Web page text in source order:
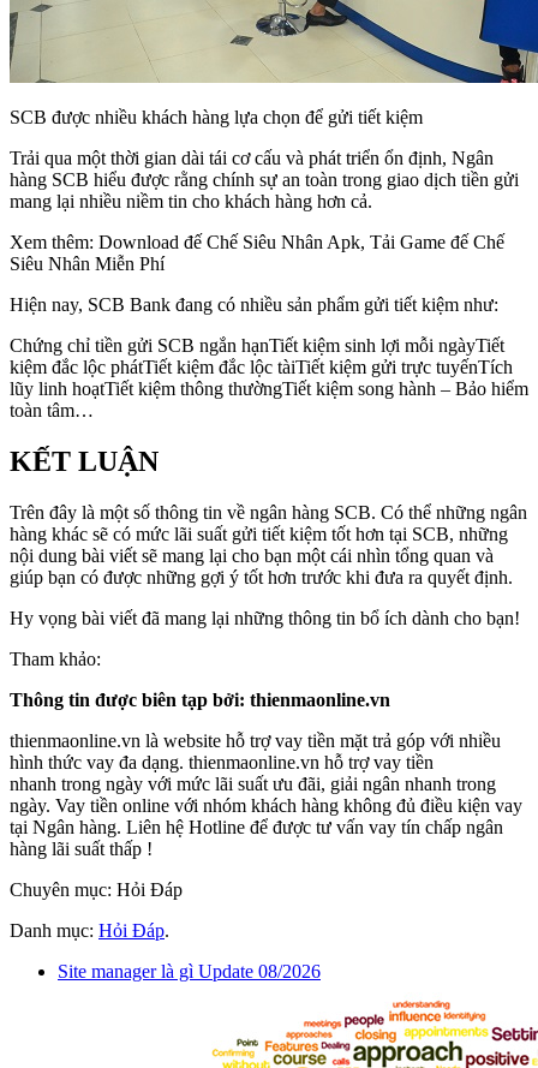
SCB được nhiều khách hàng lựa chọn để gửi tiết kiệm
Trải qua một thời gian dài tái cơ cấu và phát triển ổn định, Ngân
hàng SCB hiểu được rằng chính sự an toàn trong giao dịch tiền gửi
mang lại nhiều niềm tin cho khách hàng hơn cả.
Xem thêm: Download đế Chế Siêu Nhân Apk, Tải Game đế Chế
Siêu Nhân Miễn Phí
Hiện nay, SCB Bank đang có nhiều sản phẩm gửi tiết kiệm như:
Chứng chỉ tiền gửi SCB ngắn hạnTiết kiệm sinh lợi mỗi ngàyTiết
kiệm đắc lộc phátTiết kiệm đắc lộc tàiTiết kiệm gửi trực tuyếnTích
lũy linh hoạtTiết kiệm thông thườngTiết kiệm song hành – Bảo hiểm
toàn tâm…
KẾT LUẬN
Trên đây là một số thông tin về ngân hàng SCB. Có thể những ngân
hàng khác sẽ có mức lãi suất gửi tiết kiệm tốt hơn tại SCB, những
nội dung bài viết sẽ mang lại cho bạn một cái nhìn tổng quan và
giúp bạn có được những gợi ý tốt hơn trước khi đưa ra quyết định.
Hy vọng bài viết đã mang lại những thông tin bổ ích dành cho bạn!
Tham khảo:
Thông tin được biên tạp bởi: thienmaonline.vn
thienmaonline.vn là website hỗ trợ vay tiền mặt trả góp với nhiều
hình thức vay đa dạng. thienmaonline.vn hỗ trợ vay tiền
nhanh trong ngày với mức lãi suất ưu đãi, giải ngân nhanh trong
ngày. Vay tiền online với nhóm khách hàng không đủ điều kiện vay
tại Ngân hàng. Liên hệ Hotline để được tư vấn vay tín chấp ngân
hàng lãi suất thấp !
Chuyên mục: Hỏi Đáp
Danh mục: Hỏi Đáp.
Site manager là gì Update 08/2026